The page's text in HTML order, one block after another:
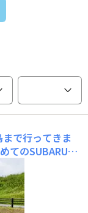
で行ってきま
てのSUBARUを
我が家か
大学生の息子
に😲ミニバン
での一般道の右